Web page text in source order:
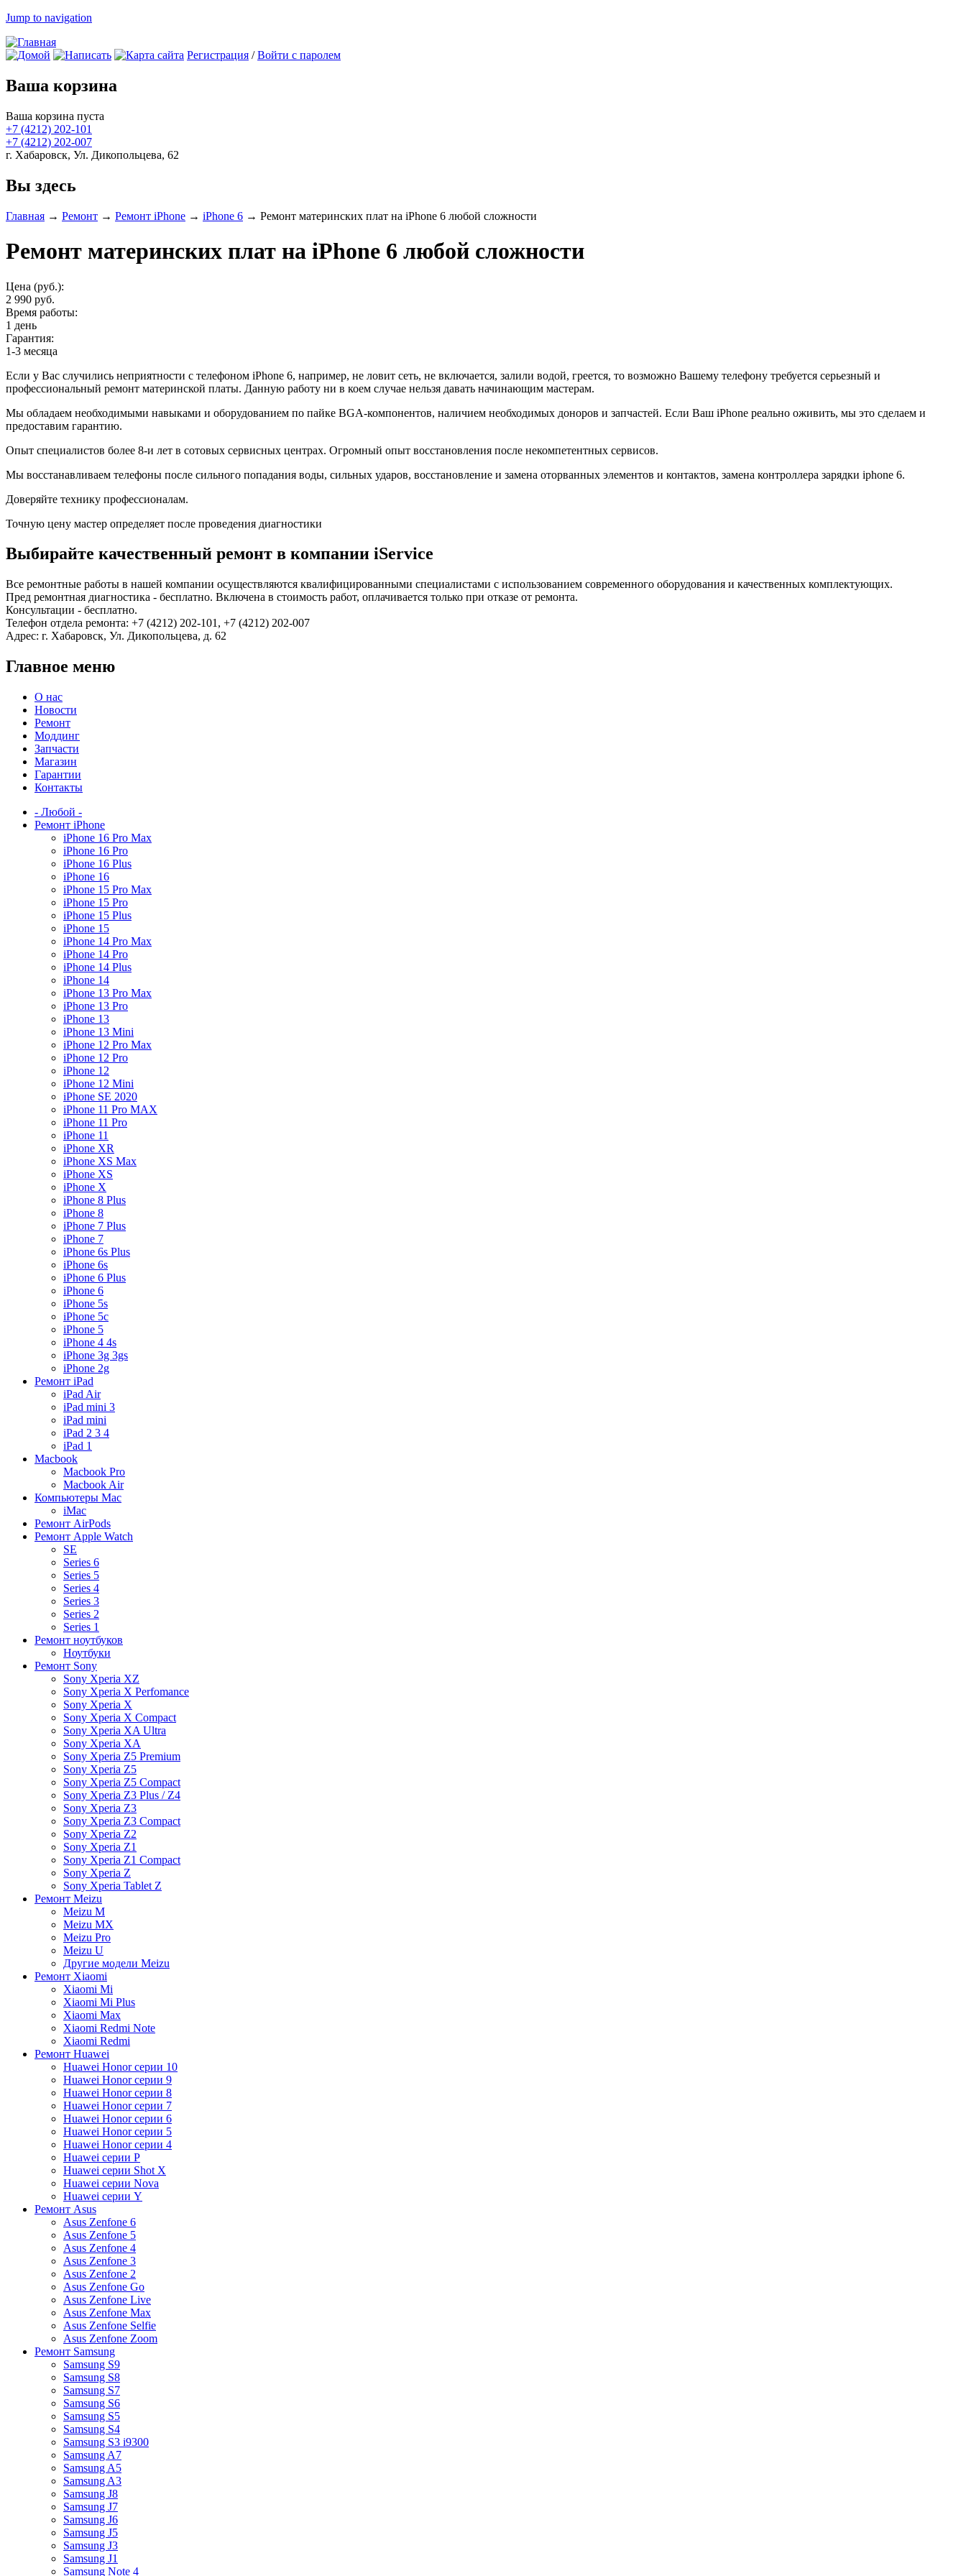
Jump to navigation
Регистрация /Войти с паролем
Ваша корзина
Ваша корзина пуста
+7 (4212) 202-101
+7 (4212) 202-007
г. Хабаровск, Ул. Дикопольцева, 62
Вы здесь
Главная → Ремонт → Ремонт iPhone → iPhone 6 → Ремонт материнских плат на iPhone 6 любой сложности
Ремонт материнских плат на iPhone 6 любой сложности
Цена (руб.):
2 990 руб.
Время работы:
1 день
Гарантия:
1-3 месяца
Если у Вас случились неприятности с телефоном iPhone 6, например, не ловит сеть, не включается, залили водой, греется, то возможно Вашему телефону требуется серьезный и
профессиональный ремонт материнской платы. Данную работу ни в коем случае нельзя давать начинающим мастерам.
Мы обладаем необходимыми навыками и оборудованием по пайке BGA-компонентов, наличием необходимых доноров и запчастей. Если Ваш iPhone реально оживить, мы это сделаем и
предоставим гарантию.
Опыт специалистов более 8-и лет в сотовых сервисных центрах. Огромный опыт восстановления после некомпетентных сервисов.
Мы восстанавливаем телефоны после сильного попадания воды, сильных ударов, восстановление и замена оторванных элементов и контактов, замена контроллера зарядки iphone 6.
Доверяйте технику профессионалам.
Точную цену мастер определяет после проведения диагностики
Выбирайте качественный ремонт в компании iService
Все ремонтные работы в нашей компании осуществляются квалифицированными специалистами с использованием современного оборудования и качественных комплектующих.
Пред ремонтная диагностика - бесплатно. Включена в стоимость работ, оплачивается только при отказе от ремонта.
Консультации - бесплатно.
Телефон отдела ремонта: +7 (4212) 202-101, +7 (4212) 202-007
Адрес: г. Хабаровск, Ул. Дикопольцева, д. 62
Главное меню
О нас
Новости
Ремонт
Моддинг
Запчасти
Магазин
Гарантии
Контакты
- Любой -
Ремонт iPhone
iPhone 16 Pro Max
iPhone 16 Pro
iPhone 16 Plus
iPhone 16
iPhone 15 Pro Max
iPhone 15 Pro
iPhone 15 Plus
iPhone 15
iPhone 14 Pro Max
iPhone 14 Pro
iPhone 14 Plus
iPhone 14
iPhone 13 Pro Max
iPhone 13 Pro
iPhone 13
iPhone 13 Mini
iPhone 12 Pro Max
iPhone 12 Pro
iPhone 12
iPhone 12 Mini
iPhone SE 2020
iPhone 11 Pro MAX
iPhone 11 Pro
iPhone 11
iPhone XR
iPhone XS Max
iPhone XS
iPhone X
iPhone 8 Plus
iPhone 8
iPhone 7 Plus
iPhone 7
iPhone 6s Plus
iPhone 6s
iPhone 6 Plus
iPhone 6
iPhone 5s
iPhone 5c
iPhone 5
iPhone 4 4s
iPhone 3g 3gs
iPhone 2g
Ремонт iPad
iPad Air
iPad mini 3
iPad mini
iPad 2 3 4
iPad 1
Macbook
Macbook Pro
Macbook Air
Компьютеры Mac
iMac
Ремонт AirPods
Ремонт Apple Watch
SE
Series 6
Series 5
Series 4
Series 3
Series 2
Series 1
Ремонт ноутбуков
Ноутбуки
Ремонт Sony
Sony Xperia XZ
Sony Xperia X Perfomance
Sony Xperia X
Sony Xperia X Compact
Sony Xperia XA Ultra
Sony Xperia XA
Sony Xperia Z5 Premium
Sony Xperia Z5
Sony Xperia Z5 Compact
Sony Xperia Z3 Plus / Z4
Sony Xperia Z3
Sony Xperia Z3 Compact
Sony Xperia Z2
Sony Xperia Z1
Sony Xperia Z1 Compact
Sony Xperia Z
Sony Xperia Tablet Z
Ремонт Meizu
Meizu M
Meizu MX
Meizu Pro
Meizu U
Другие модели Meizu
Ремонт Xiaomi
Xiaomi Mi
Xiaomi Mi Plus
Xiaomi Max
Xiaomi Redmi Note
Xiaomi Redmi
Ремонт Huawei
Huawei Honor серии 10
Huawei Honor серии 9
Huawei Honor серии 8
Huawei Honor серии 7
Huawei Honor серии 6
Huawei Honor серии 5
Huawei Honor серии 4
Huawei серии P
Huawei серии Shot X
Huawei серии Nova
Huawei серии Y
Ремонт Asus
Asus Zenfone 6
Asus Zenfone 5
Asus Zenfone 4
Asus Zenfone 3
Asus Zenfone 2
Asus Zenfone Go
Asus Zenfone Live
Asus Zenfone Max
Asus Zenfone Selfie
Asus Zenfone Zoom
Ремонт Samsung
Samsung S9
Samsung S8
Samsung S7
Samsung S6
Samsung S5
Samsung S4
Samsung S3 i9300
Samsung A7
Samsung A5
Samsung A3
Samsung J8
Samsung J7
Samsung J6
Samsung J5
Samsung J3
Samsung J1
Samsung Note 4